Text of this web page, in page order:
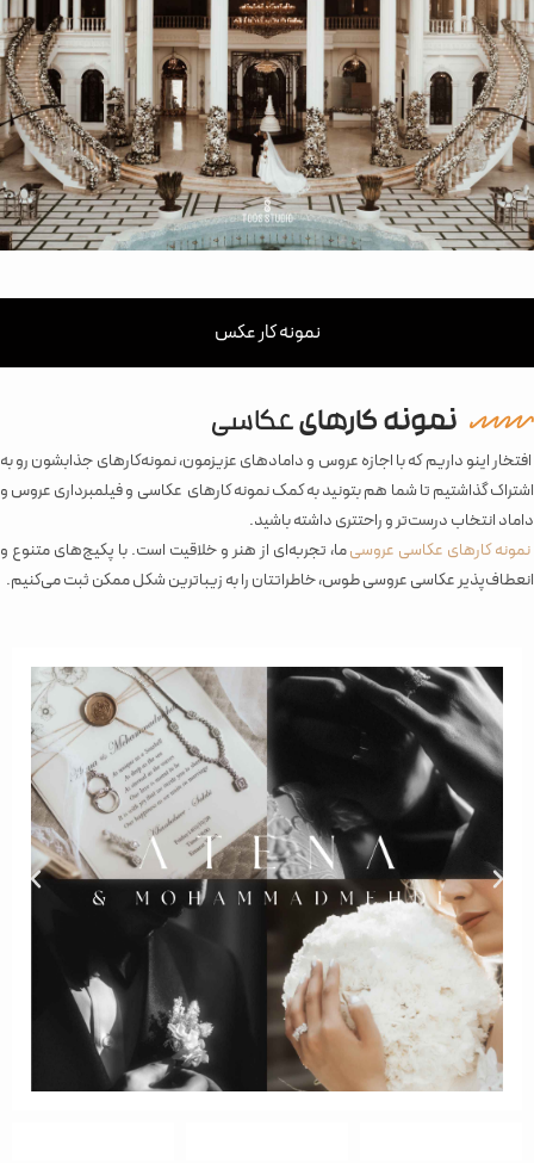
نمونه کار عکس
نمونه کارهایعکاسی
افتخار اینو داریم که با اجازه عروس و دامادهای عزیزمون، نمونه‌کارهای جذابشون رو به
اشتراک گذاشتیم تا شما هم بتونید به کمک نمونه کارهای عکاسی و فیلمبرداری عروس و
داماد انتخاب درست‌تر و راحتتری داشته باشید.
نمونه کارهای عکاسی عروسیما، تجربه‌ای از هنر و خلاقیت است. با پکیج‌های متنوع و
انعطاف‌پذیر عکاسی عروسی طوس، خاطراتتان را به زیباترین شکل ممکن ثبت می‌کنیم.